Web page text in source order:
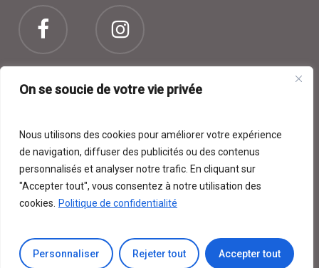
On se soucie de votre vie privée
Nous utilisons des cookies pour améliorer votre expérience
de navigation, diffuser des publicités ou des contenus
personnalisés et analyser notre trafic. En cliquant sur
"Accepter tout", vous consentez à notre utilisation des
cookies.
Politique de confidentialité
Personnaliser Rejeter tout Accepter tout
Centre de beauté Athena
Itinéraire
athena.nadia@gmail.com
04 68 70 31 34
Com’Personne